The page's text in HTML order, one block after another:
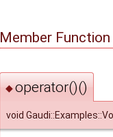
Member
◆operator()()
void